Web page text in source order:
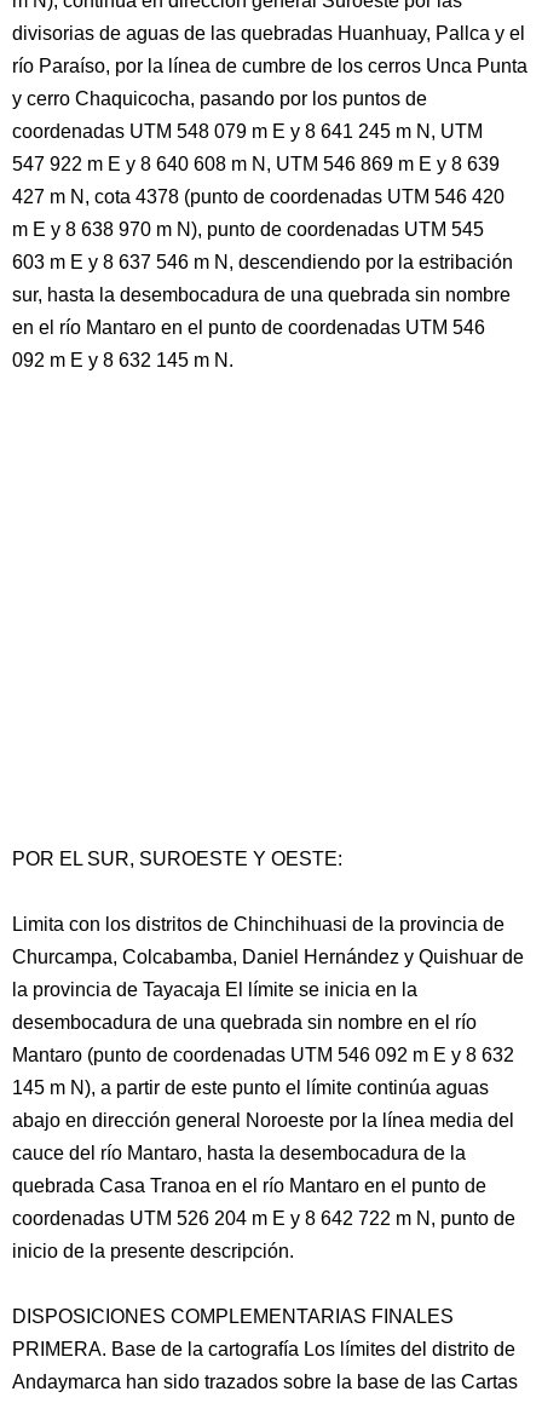
divisorias de aguas de las quebradas Huanhuay, Pallca y el
río Paraíso, por la línea de cumbre de los cerros Unca Punta
y cerro Chaquicocha, pasando por los puntos de
coordenadas UTM 548 079 m E y 8 641 245 m N, UTM
547 922 m E y 8 640 608 m N, UTM 546 869 m E y 8 639
427 m N, cota 4378 (punto de coordenadas UTM 546 420
m E y 8 638 970 m N), punto de coordenadas UTM 545
603 m E y 8 637 546 m N, descendiendo por la estribación
sur, hasta la desembocadura de una quebrada sin nombre
en el río Mantaro en el punto de coordenadas UTM 546
092 m E y 8 632 145 m N.
POR EL SUR, SUROESTE Y OESTE:
Limita con los distritos de Chinchihuasi de la provincia de
Churcampa, Colcabamba, Daniel Hernández y Quishuar de
la provincia de Tayacaja El límite se inicia en la
desembocadura de una quebrada sin nombre en el río
Mantaro (punto de coordenadas UTM 546 092 m E y 8 632
145 m N), a partir de este punto el límite continúa aguas
abajo en dirección general Noroeste por la línea media del
cauce del río Mantaro, hasta la desembocadura de la
quebrada Casa Tranoa en el río Mantaro en el punto de
coordenadas UTM 526 204 m E y 8 642 722 m N, punto de
inicio de la presente descripción.
DISPOSICIONES COMPLEMENTARIAS FINALES
PRIMERA. Base de la cartografía Los límites del distrito de
Andaymarca han sido trazados sobre la base de las Cartas